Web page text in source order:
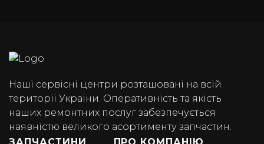
Наші сервісні центри розташовані на всій
території України. Оперативність та якість
наших ремонтних послуг забезпечується
наявністю великого асортименту запчастин.